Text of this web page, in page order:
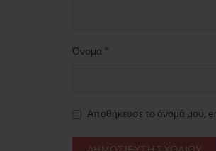
Όνομα *
Αποθήκευσε το όνομά μου,